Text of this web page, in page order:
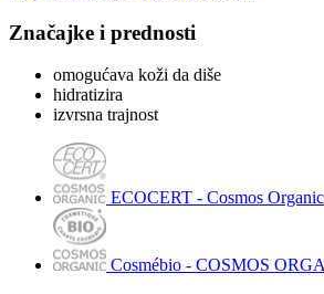
Značajke i prednosti
omogućava koži da diše
hidratizira
izvrsna trajnost
ECOCERT - Cosmos Organic
Cosmébio - COSMOS